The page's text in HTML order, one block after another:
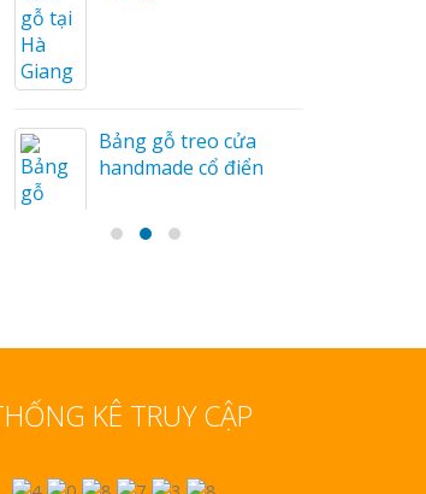
Bảng gỗ treo cửa
handmade cổ điển